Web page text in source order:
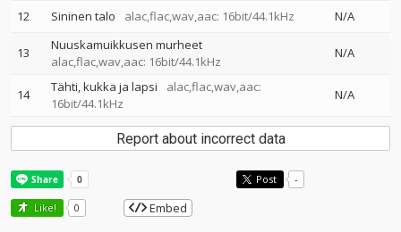
12 Sininen talo alac,flac,wav,aac: 16bit/44.1kHz N/A
13
Nuuskamuikkusen murheet
alac,flac,wav,aac: 16bit/44.1kHz
N/A
14 Tähti, kukka ja lapsi
alac,flac,wav,aac:
16bit/44.1kHz
N/A
Report about incorrect data
Post -
Like! 0 Embed